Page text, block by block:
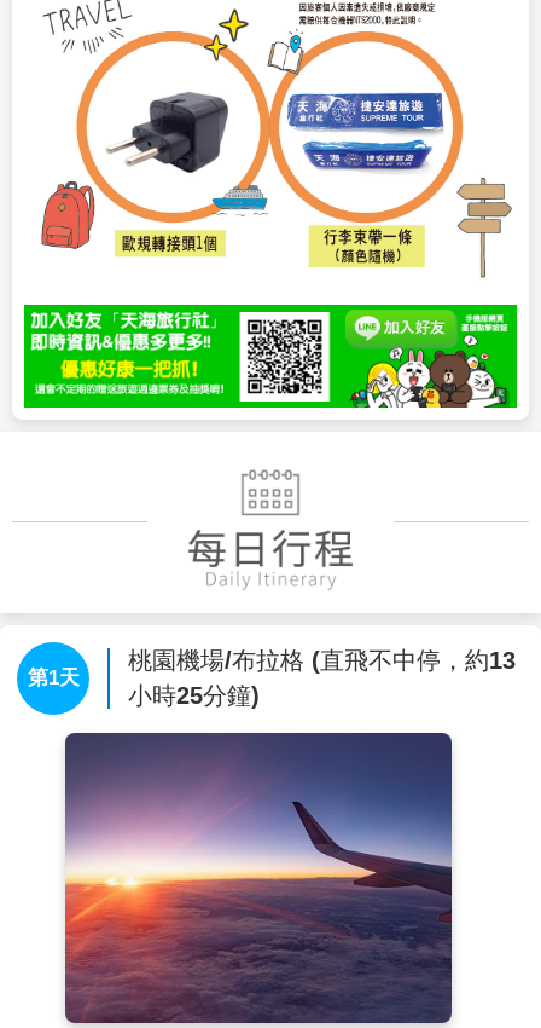
第1天
桃園機場/布拉格 (直飛不中停，約13
小時25分鐘)